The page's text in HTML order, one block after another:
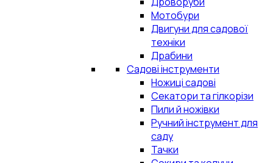
Мотобури
Двигуни для садової
техніки
Драбини
Садові інструменти
Ножиці садові
Секатори та гілкорізи
Пили й ножівки
Ручний інструмент для
саду
Тачки